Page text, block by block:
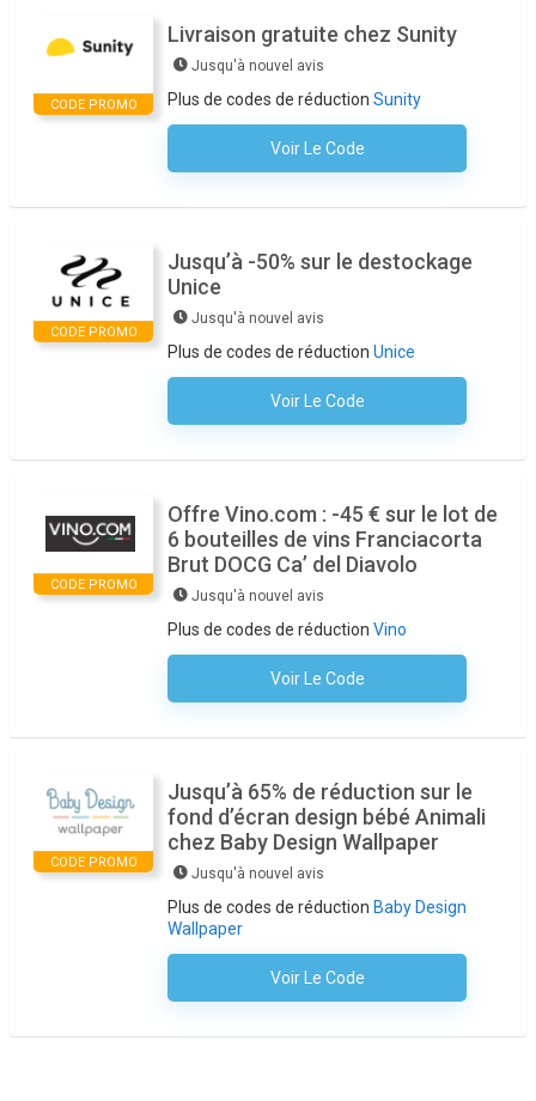
CODE PROMO
Livraison gratuite chez Sunity
Jusqu'à nouvel avis
Plus de codes de réduction Sunity
Voir Le Code
Aucun Code N'est Nécessaire
CODE PROMO
Jusqu’à -50% sur le destockage
Unice
Jusqu'à nouvel avis
Plus de codes de réduction Unice
Voir Le Code
Aucun Code N'est Nécessaire
CODE PROMO
Offre Vino.com : -45 € sur le lot de
6 bouteilles de vins Franciacorta
Brut DOCG Ca’ del Diavolo
Jusqu'à nouvel avis
Plus de codes de réduction Vino
Voir Le Code
Aucun Code N'est Nécessaire
CODE PROMO
Jusqu’à 65% de réduction sur le
fond d’écran design bébé Animali
chez Baby Design Wallpaper
Jusqu'à nouvel avis
Plus de codes de réduction Baby Design
Wallpaper
Voir Le Code
Aucun Code N'est Nécessaire